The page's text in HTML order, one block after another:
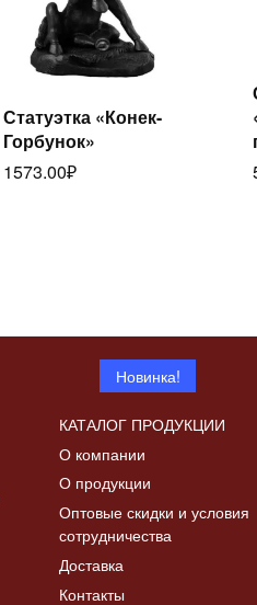
Читать
далее
Статуэтка «Конек-
Горбунок»
1573.00₽
Новинка!
Статуэтка «Коза с
баяном» в патине
КАТАЛОГ ПРОДУКЦИИ
О компании
О продукции
Оптовые скидки и условия
сотрудничества
Доставка
Контакты